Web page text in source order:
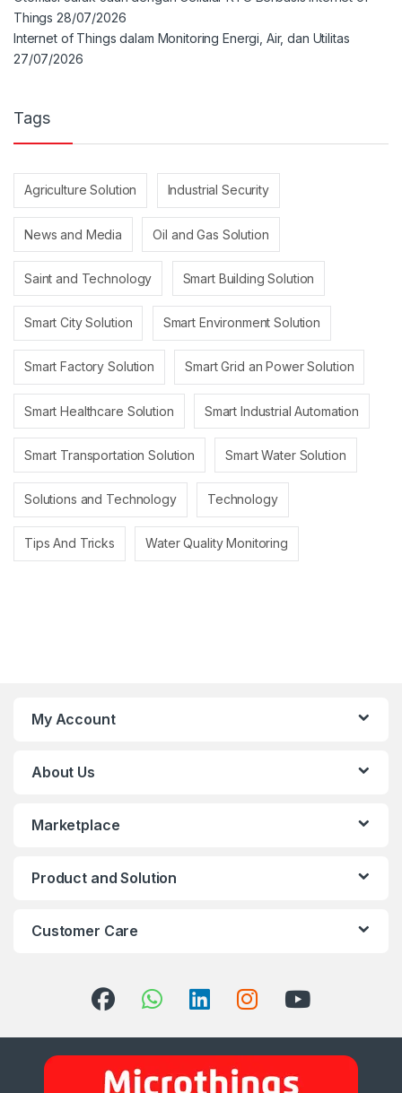
Things 28/07/2026
Internet of Things dalam Monitoring Energi, Air, dan Utilitas
27/07/2026
Tags
Agriculture Solution Industrial Security
News and Media Oil and Gas Solution
Saint and Technology Smart Building Solution
Smart City Solution Smart Environment Solution
Smart Factory Solution Smart Grid an Power Solution
Smart Healthcare Solution Smart Industrial Automation
Smart Transportation Solution Smart Water Solution
Solutions and Technology Technology
Tips And Tricks Water Quality Monitoring
My Account
About Us
Marketplace
Product and Solution
Customer Care